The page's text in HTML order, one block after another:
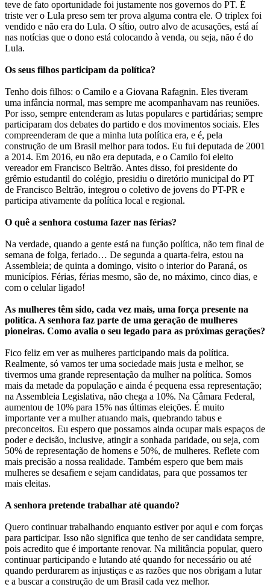
teve de fato oportunidade foi justamente nos governos do PT. É
triste ver o Lula preso sem ter prova alguma contra ele. O triplex foi
vendido e não era do Lula. O sítio, outro alvo de acusações, está aí
nas notícias que o dono está colocando à venda, ou seja, não é do
Lula.
Os seus filhos participam da política?
Tenho dois filhos: o Camilo e a Giovana Rafagnin. Eles tiveram
uma infância normal, mas sempre me acompanhavam nas reuniões.
Por isso, sempre entenderam as lutas populares e partidárias; sempre
participaram dos debates do partido e dos movimentos sociais. Eles
compreenderam de que a minha luta política era, e é, pela
construção de um Brasil melhor para todos. Eu fui deputada de 2001
a 2014. Em 2016, eu não era deputada, e o Camilo foi eleito
vereador em Francisco Beltrão. Antes disso, foi presidente do
grêmio estudantil do colégio, presidiu o diretório municipal do PT
de Francisco Beltrão, integrou o coletivo de jovens do PT-PR e
participa ativamente da política local e regional.
O quê a senhora costuma fazer nas férias?
Na verdade, quando a gente está na função política, não tem final de
semana de folga, feriado… De segunda a quarta-feira, estou na
Assembleia; de quinta a domingo, visito o interior do Paraná, os
municípios. Férias, férias mesmo, são de, no máximo, cinco dias, e
com o celular ligado!
As mulheres têm sido, cada vez mais, uma força presente na
política. A senhora faz parte de uma geração de mulheres
pioneiras. Como avalia o seu legado para as próximas gerações?
Fico feliz em ver as mulheres participando mais da política.
Realmente, só vamos ter uma sociedade mais justa e melhor, se
tivermos uma grande representação da mulher na política. Somos
mais da metade da população e ainda é pequena essa representação;
na Assembleia Legislativa, não chega a 10%. Na Câmara Federal,
aumentou de 10% para 15% nas últimas eleições. É muito
importante ver a mulher atuando mais, quebrando tabus e
preconceitos. Eu espero que possamos ainda ocupar mais espaços de
poder e decisão, inclusive, atingir a sonhada paridade, ou seja, com
50% de representação de homens e 50%, de mulheres. Reflete com
mais precisão a nossa realidade. Também espero que bem mais
mulheres se desafiem e sejam candidatas, para que possamos ter
mais eleitas.
A senhora pretende trabalhar até quando?
Quero continuar trabalhando enquanto estiver por aqui e com forças
para participar. Isso não significa que tenho de ser candidata sempre,
pois acredito que é importante renovar. Na militância popular, quero
continuar participando e lutando até quando for necessário ou até
quando perdurarem as injustiças e as razões que nos obrigam a lutar
e a buscar a construção de um Brasil cada vez melhor.